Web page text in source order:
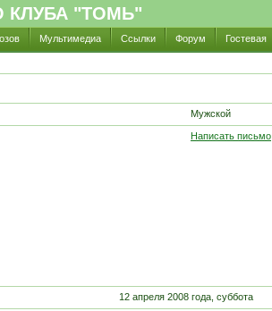
"ТОМЬ"
Мультимедиа Ссылки Форум Гостевая
Мужской
Написать письмо
12 апреля 2008 года, суббота